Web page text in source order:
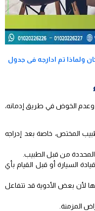
ولماذا تم ادارجه فى جدول
وعدم الخوض في طريق إدمانه،
المختص، خاصة بعد إدراجه
المحددة من قبل الطبيب.
السيارة أو قبل القيام بأي
لأن بعض الأدوية قد تتفاعل
المزمنة.